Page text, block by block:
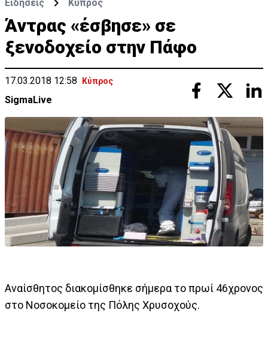
Ειδήσεις Κύπρος
Άντρας «έσβησε» σε
ξενοδοχείο στην Πάφο
17.03.2018 12:58 Κύπρος
SigmaLive
Αναίσθητος διακομίσθηκε σήμερα το πρωί 46χρονος
στο Νοσοκομείο της Πόλης Χρυσοχούς.